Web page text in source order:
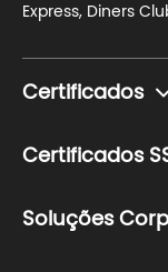
Express, Diners
Certificados
Pessoa Jurídica
Certificados
Soluções